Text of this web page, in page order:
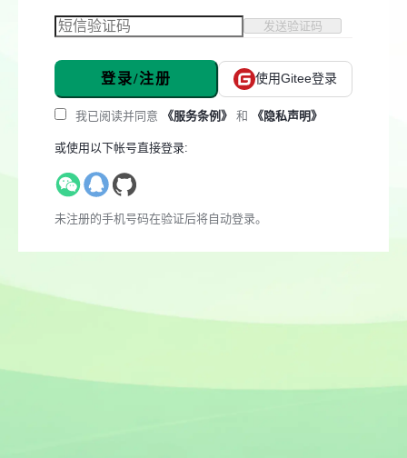
发送验证码
登录/注册 使用Gitee登录
我已阅读并同意 《服务条例》 和 《隐私声明》
或使用以下帐号直接登录:
未注册的手机号码在验证后将自动登录。